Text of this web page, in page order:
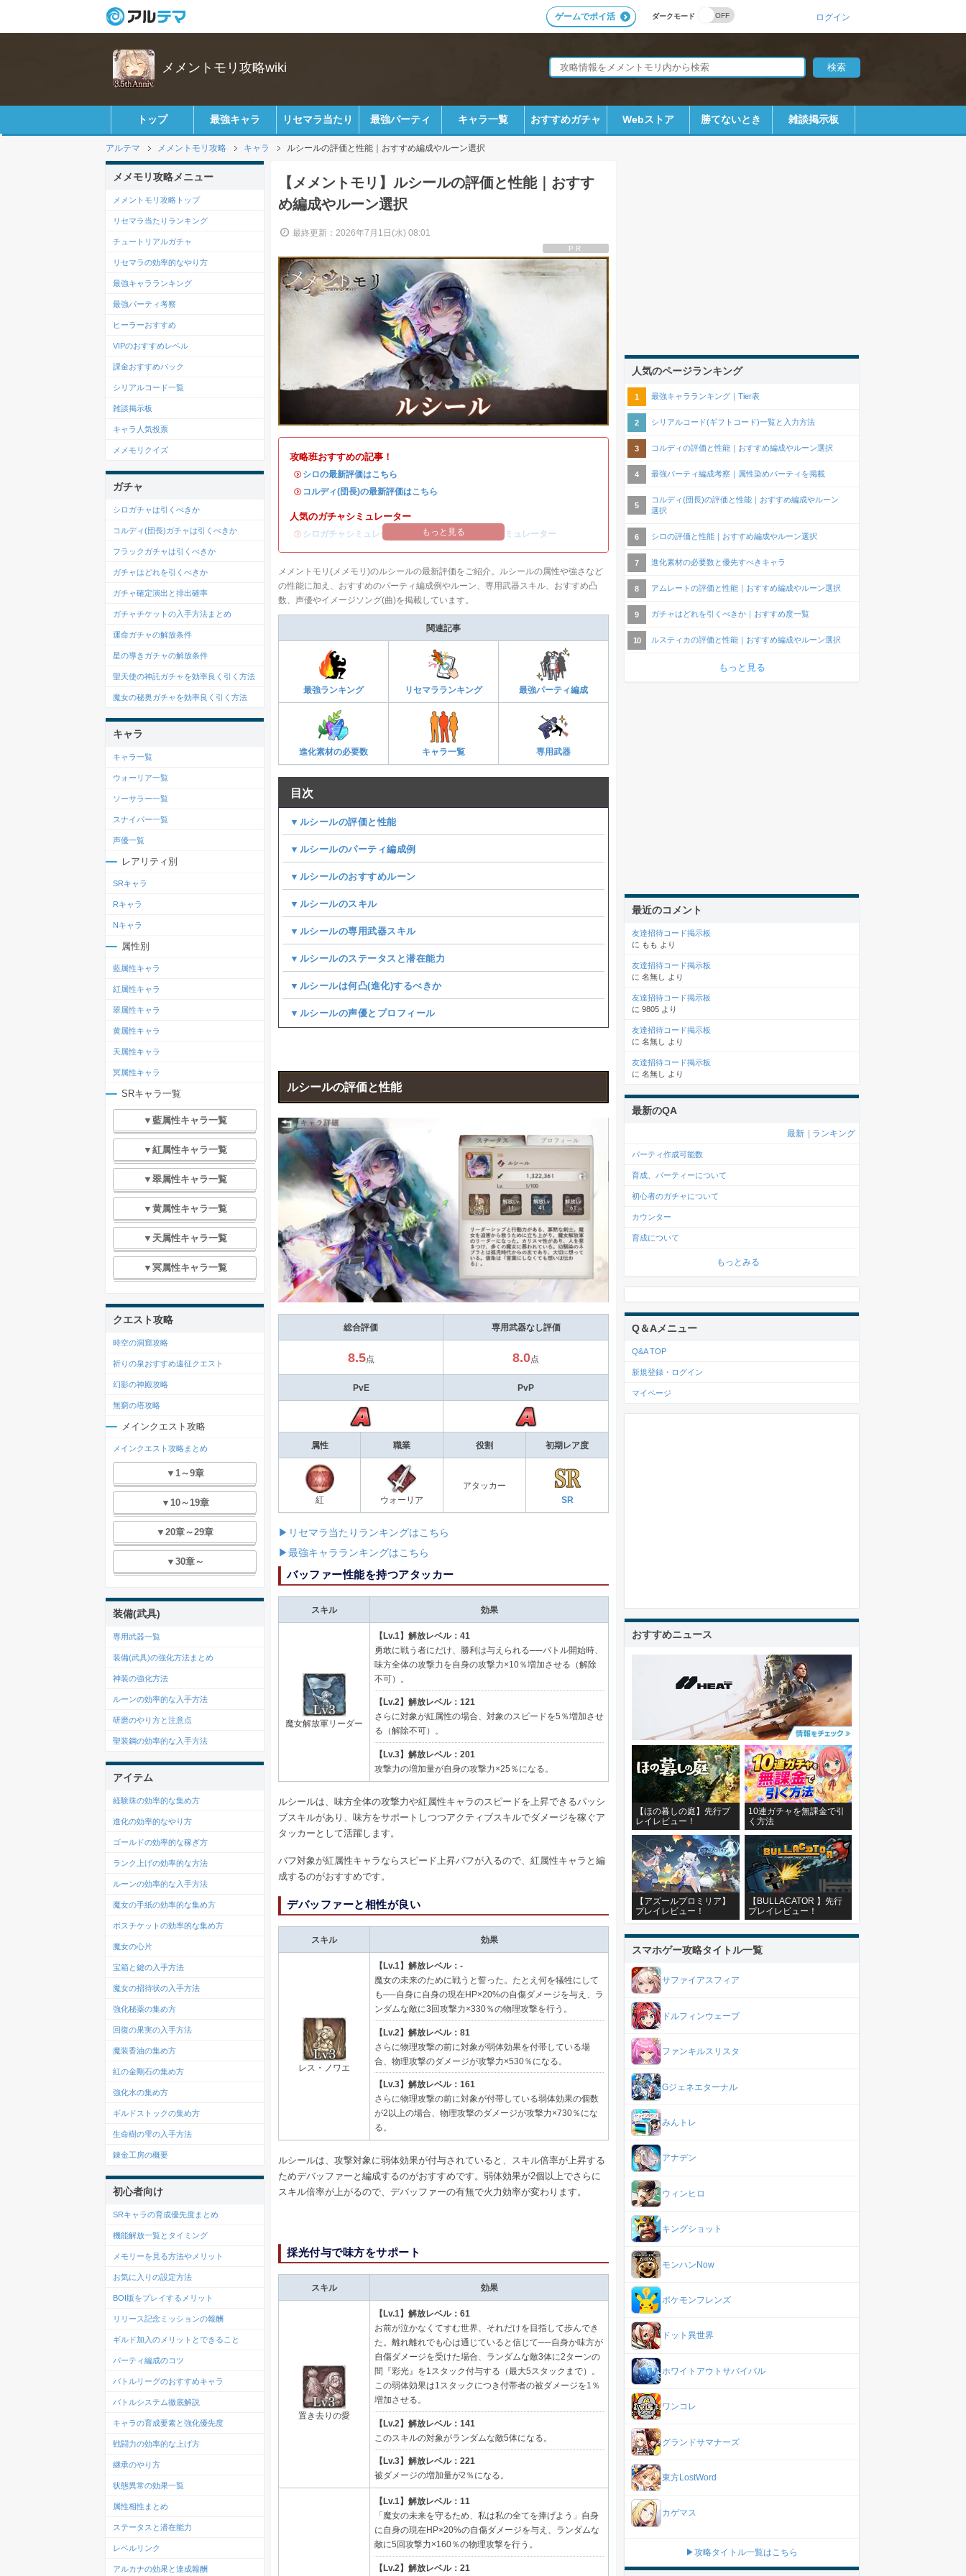
ダークモード
ゲームでポイ活 ログイン
メメントモリ攻略wiki
トップ 最強キャラ リセマラ当たり 最強パーティ キャラ一覧 おすすめガチャ Webストア 勝てないとき 雑談掲示板
アルテマ メメントモリ攻略 キャラ ルシールの評価と性能｜おすすめ編成やルーン選択
【メメントモリ】ルシールの評価と性能｜おすす
め編成やルーン選択
最終更新：2026年7月1日(水) 08:01
PR
攻略班おすすめの記事！
・ シロの最新評価はこちら
・ コルディ(団長)の最新評価はこちら
人気のガチャシミュレーター
・ シロガチャシミュレーター コルディ(団長)ガチャシミュレーター
もっと見る
メメントモリ(メメモリ)のルシールの最新評価をご紹介。ルシールの属性や強さなど
の性能に加え、おすすめのパーティ編成例やルーン、専用武器スキル、おすすめ凸
数、声優やイメージソング(曲)を掲載しています。
関連記事
最強ランキング リセマラランキング 最強パーティ編成
進化素材の必要数 キャラ一覧 専用武器
目次
▼ルシールの評価と性能
▼ルシールのパーティ編成例​
▼ルシールのおすすめルーン
▼ルシールのスキル
▼ルシールの専用武器スキル
▼ルシールのステータスと潜在能力
▼ルシールは何凸(進化)するべきか
▼ルシールの声優とプロフィール
ルシールの評価と性能
総合評価 専用武器なし評価
8.5点 8.0点
PvE PvP
属性 職業 役割 初期レア度
紅 ウォーリア
アタッカー
SR
▶リセマラ当たりランキングはこちら
▶最強キャラランキングはこちら
バッファー性能を持つアタッカー
スキル 効果
魔女解放軍リーダー
【Lv.1】解放レベル：41
勇敢に戦う者にだけ、勝利は与えられる──バトル開始時、
味方全体の攻撃力を自身の攻撃力×10％増加させる（解除
不可）。
【Lv.2】解放レベル：121
さらに対象が紅属性の場合、対象のスピードを5％増加させ
る（解除不可）。
【Lv.3】解放レベル：201
攻撃力の増加量が自身の攻撃力×25％になる。
ルシールは、味方全体の攻撃力や紅属性キャラのスピードを上昇できるパッシ
ブスキルがあり、味方をサポートしつつアクティブスキルでダメージを稼ぐア
タッカーとして活躍します。
バフ対象が紅属性キャラならスピード上昇バフが入るので、紅属性キャラと編
成するのがおすすめです。
デバッファーと相性が良い
スキル 効果
レス・ノワエ
【Lv.1】解放レベル：-
魔女の未来のために戦うと誓った。たとえ何を犠牲にして
も──自身に自身の現在HP×20%の自傷ダメージを与え、ラ
ンダムな敵に3回攻撃力×330％の物理攻撃を行う。
【Lv.2】解放レベル：81
さらに物理攻撃の前に対象が弱体効果を付帯している場
合、物理攻撃のダメージが攻撃力×530％になる。
【Lv.3】解放レベル：161
さらに物理攻撃の前に対象が付帯している弱体効果の個数
が2以上の場合、物理攻撃のダメージが攻撃力×730％にな
る。
ルシールは、攻撃対象に弱体効果が付与されていると、スキル倍率が上昇する
ためデバッファーと編成するのがおすすめです。弱体効果が2個以上でさらに
スキル倍率が上がるので、デバッファーの有無で火力効率が変わります。
採光付与で味方をサポート
スキル 効果
置き去りの愛
【Lv.1】解放レベル：61
お前が泣かなくてすむ世界、それだけを目指して歩んでき
た。離れ離れでも心は通じていると信じて──自身か味方が
自傷ダメージを受けた場合、ランダムな敵3体に2ターンの
間『彩光』を1スタック付与する（最大5スタックまで）。
この弱体効果は1スタックにつき付帯者の被ダメージを1％
増加させる。
【Lv.2】解放レベル：141
このスキルの対象がランダムな敵5体になる。
【Lv.3】解放レベル：221
被ダメージの増加量が2％になる。
【Lv.1】解放レベル：11
「魔女の未来を守るため、私は私の全てを捧げよう」自身
に自身の現在HP×20%の自傷ダメージを与え、ランダムな
敵に5回攻撃力×160％の物理攻撃を行う。
【Lv.2】解放レベル：21
メメモリ攻略メニュー
メメントモリ攻略トップ
リセマラ当たりランキング
チュートリアルガチャ
リセマラの効率的なやり方
最強キャラランキング
最強パーティ考察
ヒーラーおすすめ
VIPのおすすめレベル
課金おすすめパック
シリアルコード一覧
雑談掲示板
キャラ人気投票
メメモリクイズ
ガチャ
シロガチャは引くべきか
コルディ(団長)ガチャは引くべきか
フラックガチャは引くべきか
ガチャはどれを引くべきか
ガチャ確定演出と排出確率
ガチャチケットの入手方法まとめ
運命ガチャの解放条件
星の導きガチャの解放条件
聖天使の神託ガチャを効率良く引く方法
魔女の秘奥ガチャを効率良く引く方法
キャラ
キャラ一覧
ウォーリア一覧
ソーサラー一覧
スナイパー一覧
声優一覧
レアリティ別
SRキャラ
Rキャラ
Nキャラ
属性別
藍属性キャラ
紅属性キャラ
翠属性キャラ
黄属性キャラ
天属性キャラ
冥属性キャラ
SRキャラ一覧
▼藍属性キャラ一覧
▼紅属性キャラ一覧
▼翠属性キャラ一覧
▼黄属性キャラ一覧
▼天属性キャラ一覧
▼冥属性キャラ一覧
クエスト攻略
時空の洞窟攻略
祈りの泉おすすめ遠征クエスト
幻影の神殿攻略
無窮の塔攻略
メインクエスト攻略
メインクエスト攻略まとめ
▼1～9章
▼10～19章
▼20章～29章
▼30章～
装備(武具)
専用武器一覧
装備(武具)の強化方法まとめ
神装の強化方法
ルーンの効率的な入手方法
研磨のやり方と注意点
聖装鋼の効率的な入手方法
アイテム
経験珠の効率的な集め方
進化の効率的なやり方
ゴールドの効率的な稼ぎ方
ランク上げの効率的な方法
ルーンの効率的な入手方法
魔女の手紙の効率的な集め方
ボスチケットの効率的な集め方
魔女の心片
宝箱と鍵の入手方法
魔女の招待状の入手方法
強化秘薬の集め方
回復の果実の入手方法
魔装香油の集め方
紅の金剛石の集め方
強化水の集め方
ギルドストックの集め方
生命樹の雫の入手方法
錬金工房の概要
初心者向け
SRキャラの育成優先度まとめ
機能解放一覧とタイミング
メモリーを見る方法やメリット
お気に入りの設定方法
BOI版をプレイするメリット
リリース記念ミッションの報酬
ギルド加入のメリットとできること
パーティ編成のコツ
バトルリーグのおすすめキャラ
バトルシステム徹底解説
キャラの育成要素と強化優先度
戦闘力の効率的な上げ方
継承のやり方
状態異常の効果一覧
属性相性まとめ
ステータスと潜在能力
レベルリンク
アルカナの効果と達成報酬
人気のページランキング
最強キャラランキング｜Tier表
シリアルコード(ギフトコード)一覧と入力方法
コルディの評価と性能｜おすすめ編成やルーン選択
最強パーティ編成考察｜属性染めパーティを掲載
コルディ(団長)の評価と性能｜おすすめ編成やルーン
選択
シロの評価と性能｜おすすめ編成やルーン選択
進化素材の必要数と優先すべきキャラ
アムレートの評価と性能｜おすすめ編成やルーン選択
ガチャはどれを引くべきか｜おすすめ度一覧
ルスティカの評価と性能｜おすすめ編成やルーン選択
もっと見る
最近のコメント
友達招待コード掲示板
に もも より
友達招待コード掲示板
に 名無し より
友達招待コード掲示板
に 9805 より
友達招待コード掲示板
に 名無し より
友達招待コード掲示板
に 名無し より
最新のQA
最新 ランキング
パーティ作成可能数
育成、パーティーについて
初心者のガチャについて
カウンター
育成について
もっとみる
Q＆Aメニュー
Q&A TOP
新規登録・ログイン
マイページ
おすすめニュース
【ほの暮しの庭】先行プ
レイレビュー！
10連ガチャを無課金で引
く方法
【アズールプロミリア】
プレイレビュー！
【BULLACATOR 】先行
プレイレビュー！
スマホゲー攻略タイトル一覧
サファイアスフィア
ドルフィンウェーブ
ファンキルスリスタ
Gジェネエターナル
みんトレ
アナデン
ウィンヒロ
キングショット
モンハンNow
ポケモンフレンズ
ドット異世界
ホワイトアウトサバイバル
ワンコレ
グランドサマナーズ
東方LostWord
カゲマス
▶攻略タイトル一覧はこちら